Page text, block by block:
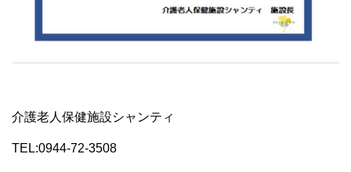
介護老人保健施設シャンティ
TEL:0944-72-3508